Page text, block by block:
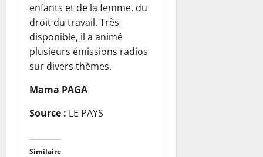
enfants et de la femme, du
droit du travail. Très
disponible, il a animé
plusieurs émissions radios
sur divers thèmes.
Mama PAGA
Source : LE PAYS
Similaire